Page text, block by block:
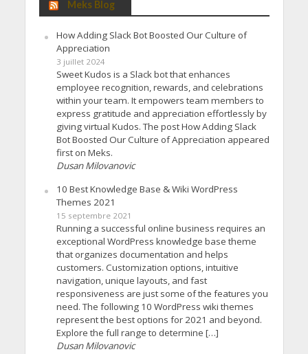
Meks Blog
How Adding Slack Bot Boosted Our Culture of
Appreciation
3 juillet 2024
Sweet Kudos is a Slack bot that enhances
employee recognition, rewards, and celebrations
within your team. It empowers team members to
express gratitude and appreciation effortlessly by
giving virtual Kudos. The post How Adding Slack
Bot Boosted Our Culture of Appreciation appeared
first on Meks.
Dusan Milovanovic
10 Best Knowledge Base & Wiki WordPress
Themes 2021
15 septembre 2021
Running a successful online business requires an
exceptional WordPress knowledge base theme
that organizes documentation and helps
customers. Customization options, intuitive
navigation, unique layouts, and fast
responsiveness are just some of the features you
need. The following 10 WordPress wiki themes
represent the best options for 2021 and beyond.
Explore the full range to determine […]
Dusan Milovanovic